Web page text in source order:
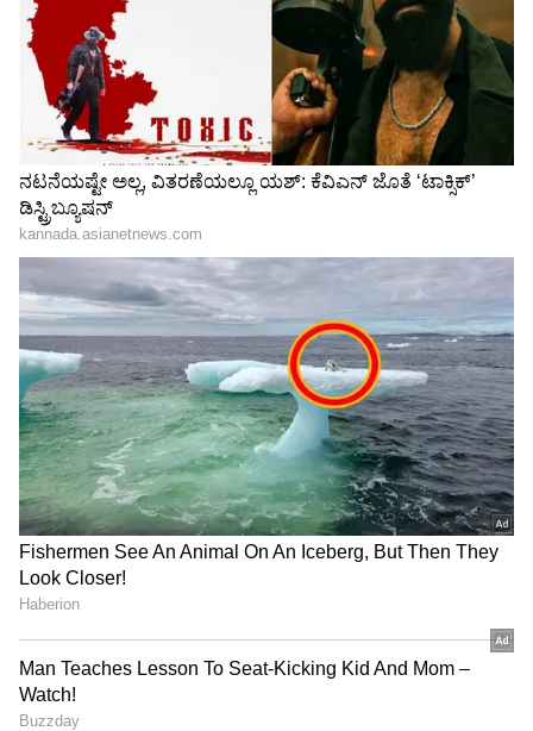
ಒಟಿಟಿ ದೈತ್ಯರಾದ ನೆಟ್‌ಫ್ಲಿಕ್ಸ್-ಅಮೆಜಾನ್ ಪ್ರೈಮ್
ನಡುವೆ 'ಟಾಕ್ಸಿಕ್‌'ಗೆ ಯುದ್ಧ; ಯಾರ ಪಾಲಾಗಲಿದೆ ಯಶ್
ಸಿನಿಮಾ?
ನಿಶ್ಚಿತಾರ್ಥ ರಿಂಗ್ ಹಾಸ್ಯ ಮಾಡಿ ಎಡವಟ್ಟು, ವಿರೋಧದ
ಬಳಿಕ ಅಮೇಜಾನ್ ಪ್ರೈಮ್ ಇಂಡಿಯಾ ಕ್ಷಮೆ
3
5
Image Credit :Asianet News
ಬಳಕೆದಾರರಿಗೆ ಏನು ಬದಲಾವಣೆ?
ಆಂಡ್ರಾಯ್ಡ್ ಬಳಕೆದಾರರು ಪ್ರಸ್ತುತ ಇರುವ ಆಮಜಾನ್
ಎಂಎಕ್ಸ್ ಪ್ಲೇಯರ್ ಆಪ್ ಮೂಲಕವೇ ಉಚಿತವಾಗಿ
ಸ್ಟ್ರೀಮಿಂಗ್ ಮಾಡುವುದನ್ನು ಮುಂದುವರಿಸಬಹುದು. ಆದರೆ ಈ
ಆಪ್‌ನ ಇಂಟರ್‌ಫೇಸ್ (Interface) ಹೊಸ ಪ್ರೈಮ್
ವಿಡಿಯೋ ಮಾದರಿಗೆ ಬದಲಾಗಲಿದೆ. ಜೊತೆಗೆ ಇಷ್ಟ
ಪಡುವವರು ಆಪ್ ಒಳಗಡೆಯೇ ಪ್ರೈಮ್ ಸಬ್‌ಸ್ಕ್ರಿಪ್ಷನ್